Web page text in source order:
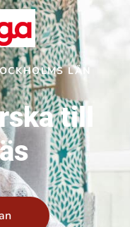
LÄN
till